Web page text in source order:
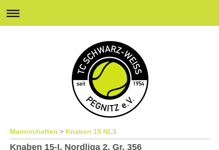
Mannschaften > Knaben 15 NL3
Knaben 15-I, Nordliga 2, Gr. 356